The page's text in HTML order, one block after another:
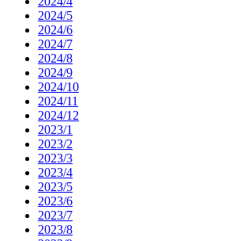
2024/5
2024/6
2024/7
2024/8
2024/9
2024/10
2024/11
2024/12
2023/1
2023/2
2023/3
2023/4
2023/5
2023/6
2023/7
2023/8